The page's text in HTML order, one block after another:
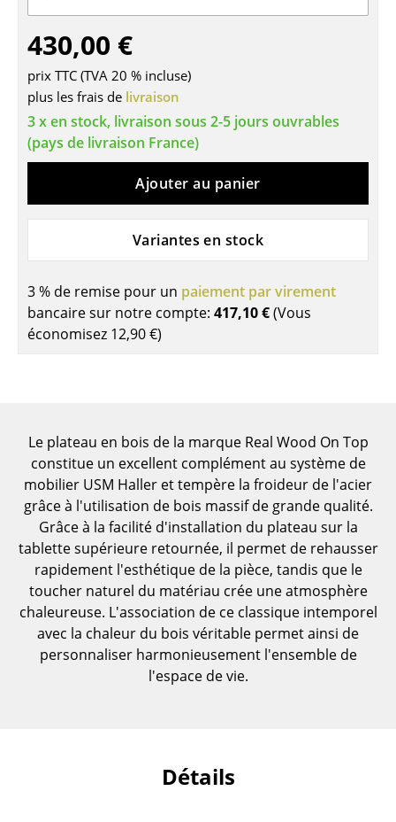
Tables d’appoint
Tables basses
Bureaux & Secrétaires
Secrétaires & Tables PC
Tables de conférence et Pupitres
Tables hautes & Pupitres
Table de jardin
Rangements
Étagères & Armoires
Bibliothèques
Étagères murales
Buffets & Commodes
Meubles TV
Caissons roulants et Meubles d’appoint
430,00 €
prix TTC (TVA 20 % incluse)
plus les frais de livraison
3 x en stock, livraison sous 2-5 jours ouvrables
(pays de livraison France)
Ajouter au panier
Variantes en stock
3 % de remise pour un paiement par virement
bancaire sur notre compte: 417,10 €(Vous
économisez 12,90 €)
Le plateau en bois de la marque Real Wood On Top
constitue un excellent complément au système de
mobilier USM Haller et tempère la froideur de l'acier
grâce à l'utilisation de bois massif de grande qualité.
Grâce à la facilité d'installation du plateau sur la
tablette supérieure retournée, il permet de rehausser
rapidement l'esthétique de la pièce, tandis que le
toucher naturel du matériau crée une atmosphère
chaleureuse. L'association de ce classique intemporel
avec la chaleur du bois véritable permet ainsi de
personnaliser harmonieusement l'ensemble de
l'espace de vie.
Détails